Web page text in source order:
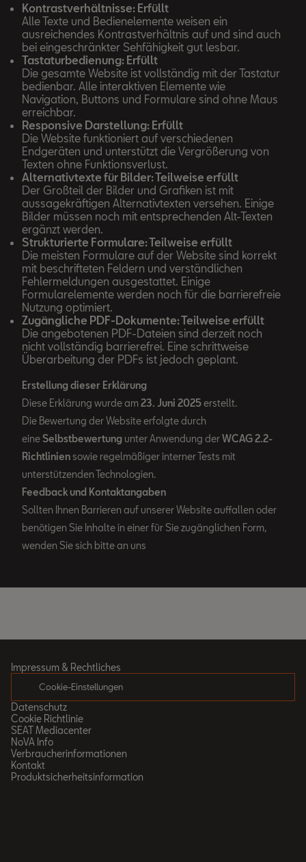
Kontrastverhältnisse: Erfüllt
Alle Texte und Bedienelemente weisen ein
ausreichendes Kontrastverhältnis auf und sind auch
bei eingeschränkter Sehfähigkeit gut lesbar.
Tastaturbedienung: Erfüllt
Die gesamte Website ist vollständig mit der Tastatur
bedienbar. Alle interaktiven Elemente wie
Navigation, Buttons und Formulare sind ohne Maus
erreichbar.
Responsive Darstellung: Erfüllt
Die Website funktioniert auf verschiedenen
Endgeräten und unterstützt die Vergrößerung von
Texten ohne Funktionsverlust.
Alternativtexte für Bilder: Teilweise erfüllt
Der Großteil der Bilder und Grafiken ist mit
aussagekräftigen Alternativtexten versehen. Einige
Bilder müssen noch mit entsprechenden Alt-Texten
ergänzt werden.
Strukturierte Formulare: Teilweise erfüllt
Die meisten Formulare auf der Website sind korrekt
mit beschrifteten Feldern und verständlichen
Fehlermeldungen ausgestattet. Einige
Formularelemente werden noch für die barrierefreie
Nutzung optimiert.
Zugängliche PDF-Dokumente: Teilweise erfüllt
Die angebotenen PDF-Dateien sind derzeit noch
nicht vollständig barrierefrei. Eine schrittweise
Überarbeitung der PDFs ist jedoch geplant.
Erstellung dieser Erklärung
Diese Erklärung wurde am 23. Juni 2025erstellt.
Die Bewertung der Website erfolgte durch
eine Selbstbewertung unter Anwendung derWCAG 2.2-
Richtliniensowie regelmäßiger interner Tests mit
unterstützenden Technologien.
Feedback und Kontaktangaben
Sollten Ihnen Barrieren auf unserer Website auffallen oder
benötigen Sie Inhalte in einer für Sie zugänglichen Form,
wenden Sie sich bitte an uns
Impressum & Rechtliches
Cookie-Einstellungen
Datenschutz
Cookie Richtlinie
SEAT Mediacenter
NoVA Info
Verbraucherinformationen
Kontakt
Produktsicherheitsinformation